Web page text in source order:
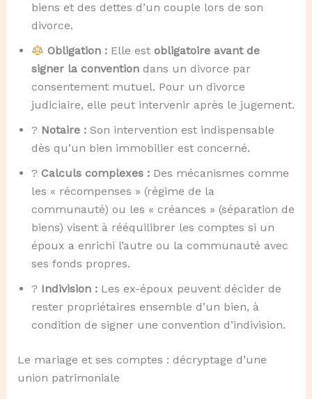
biens et des dettes d’un couple lors de son
divorce.
Obligation :Elle est obligatoire avant de
signer la conventiondans un divorce par
consentement mutuel. Pour un divorce
judiciaire, elle peut intervenir après le jugement.
? Notaire :Son intervention est indispensable
dès qu’un bien immobilier est concerné.
? Calculs complexes :Des mécanismes comme
les « récompenses » (régime de la
communauté) ou les « créances » (séparation de
biens) visent à rééquilibrer les comptes si un
époux a enrichi l’autre ou la communauté avec
ses fonds propres.
? Indivision :Les ex-époux peuvent décider de
rester propriétaires ensemble d’un bien, à
condition de signer une convention d’indivision.
Le mariage et ses comptes : décryptage d’une
union patrimoniale